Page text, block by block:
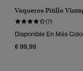
Vaqueros Pitillo
(7)
Disponible En Más
€ 99,99